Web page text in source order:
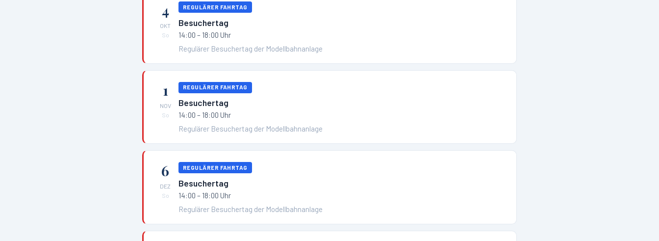
4
OKT
So
REGULÄRER FAHRTAG
Besuchertag
14:00 – 18:00 Uhr
Regulärer Besuchertag der Modellbahnanlage
1
NOV
So
REGULÄRER FAHRTAG
Besuchertag
14:00 – 18:00 Uhr
Regulärer Besuchertag der Modellbahnanlage
6
DEZ
So
REGULÄRER FAHRTAG
Besuchertag
14:00 – 18:00 Uhr
Regulärer Besuchertag der Modellbahnanlage